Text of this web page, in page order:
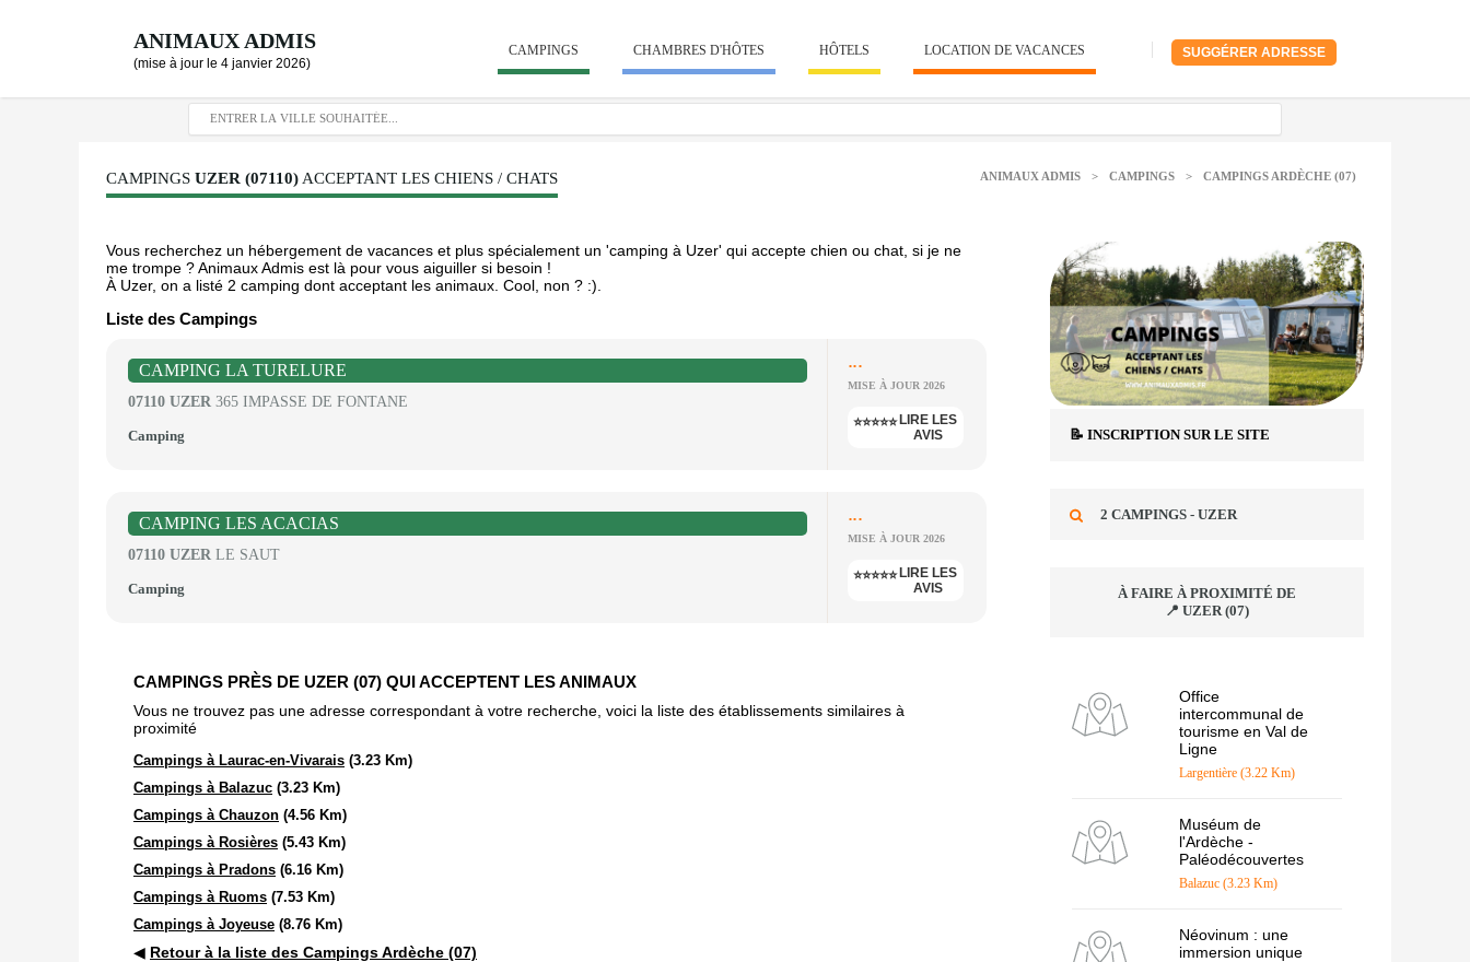
ANIMAUX ADMIS
(mise à jour le 4 janvier 2026)
SUGGÉRER ADRESSE
CAMPINGS CHAMBRES D'HÔTES HÔTELS LOCATION DE VACANCES
CAMPINGS UZER (07110) ACCEPTANT LES CHIENS / CHATS ANIMAUX ADMIS > CAMPINGS > CAMPINGS ARDÈCHE (07)
Vous recherchez un hébergement de vacances et plus spécialement un 'camping à Uzer' qui accepte chien ou chat, si je ne
me trompe ? Animaux Admis est là pour vous aiguiller si besoin !
À Uzer, on a listé 2 camping dont acceptant les animaux. Cool, non ? :).
Liste des Campings
CAMPING LA TURELURE
07110 UZER 365 IMPASSE DE FONTANE
Camping
...
MISE À JOUR 2026
⭐⭐⭐⭐⭐ LIRE LES
AVIS
CAMPING LES ACACIAS
07110 UZER LE SAUT
Camping
...
MISE À JOUR 2026
⭐⭐⭐⭐⭐ LIRE LES
AVIS
CAMPINGS PRÈS DE UZER (07) QUI ACCEPTENT LES ANIMAUX
Vous ne trouvez pas une adresse correspondant à votre recherche, voici la liste des établissements similaires à
proximité
Campings à Laurac-en-Vivarais (3.23 Km)
Campings à Balazuc (3.23 Km)
Campings à Chauzon (4.56 Km)
Campings à Rosières (5.43 Km)
Campings à Pradons (6.16 Km)
Campings à Ruoms (7.53 Km)
Campings à Joyeuse (8.76 Km)
◀ Retour à la liste des Campings Ardèche (07)
📝 INSCRIPTION SUR LE SITE
2 CAMPINGS - UZER
À FAIRE À PROXIMITÉ DE
📍 UZER (07)
Office
intercommunal de
tourisme en Val de
Ligne
Largentière (3.22 Km)
Muséum de
l'Ardèche -
Paléodécouvertes
Balazuc (3.23 Km)
Néovinum : une
immersion unique